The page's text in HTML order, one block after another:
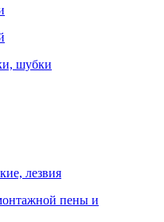
шубки
лезвия
пены и